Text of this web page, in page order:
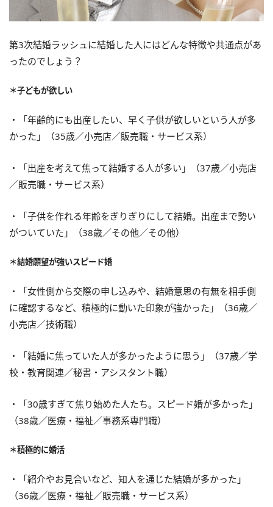
第3次結婚ラッシュに結婚した人にはどんな特徴や共通点があ
ったのでしょう？
＊子どもが欲しい
・「年齢的にも出産したい、早く子供が欲しいという人が多
かった」（35歳／小売店／販売職・サービス系）
・「出産を考えて焦って結婚する人が多い」（37歳／小売店
／販売職・サービス系）
・「子供を作れる年齢をぎりぎりにして結婚。出産まで勢い
がついていた」（38歳／その他／その他）
＊結婚願望が強いスピード婚
・「女性側から交際の申し込みや、結婚意思の有無を相手側
に確認するなど、積極的に動いた印象が強かった」（36歳／
小売店／技術職）
・「結婚に焦っていた人が多かったように思う」（37歳／学
校・教育関連／秘書・アシスタント職）
・「30歳すぎて焦り始めた人たち。スピード婚が多かった」
（38歳／医療・福祉／事務系専門職）
＊積極的に婚活
・「紹介やお見合いなど、知人を通じた結婚が多かった」
（36歳／医療・福祉／販売職・サービス系）